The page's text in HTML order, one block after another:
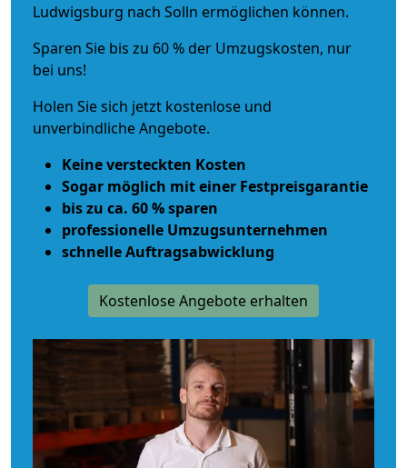
Ludwigsburg nach Solln ermöglichen können.
Sparen Sie bis zu 60 % der Umzugskosten, nur
bei uns!
Holen Sie sich jetzt kostenlose und
unverbindliche Angebote.
Keine versteckten Kosten
Sogar möglich mit einer Festpreisgarantie
bis zu ca. 60 % sparen
professionelle Umzugsunternehmen
schnelle Auftragsabwicklung
Kostenlose Angebote erhalten